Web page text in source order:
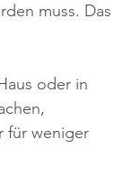
muss. Das
oder in
für weniger